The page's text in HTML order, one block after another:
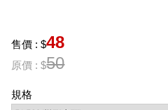
售價 : $48
原價 : $50
規格